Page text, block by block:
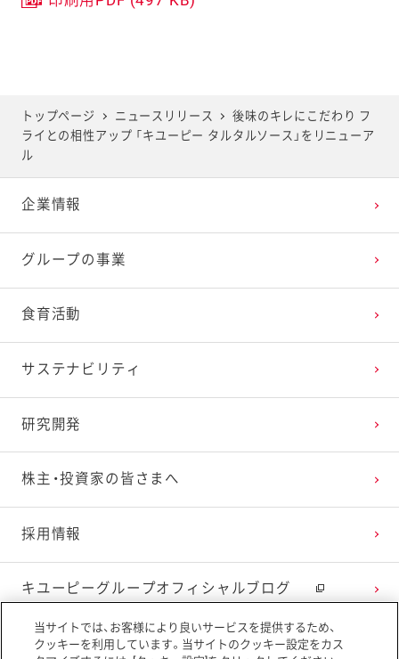
トップページ ニュースリリース
後味のキレにこだわり フ
ライとの相性アップ 「キユーピー タルタルソース」をリニューア
ル
企業情報
グループの事業
食育活動
サステナビリティ
研究開発
株主・投資家の皆さまへ
採用情報
キユーピーグループオフィシャルブログ
ニュースリリース
当サイトでは、お客様により良いサービスを提供するため、
クッキーを利用しています。当サイトのクッキー設定をカス